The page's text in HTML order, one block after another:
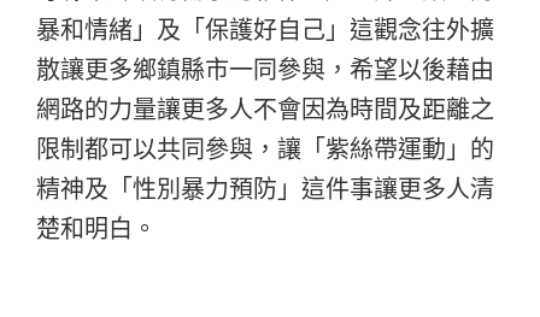
暴和情緒」及「保護好自己」這觀念往外擴
散讓更多鄉鎮縣市一同參與，希望以後藉由
網路的力量讓更多人不會因為時間及距離之
限制都可以共同參與，讓「紫絲帶運動」的
精神及「性別暴力預防」這件事讓更多人清
楚和明白。